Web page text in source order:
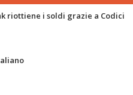
riottiene i soldi grazie a Codici